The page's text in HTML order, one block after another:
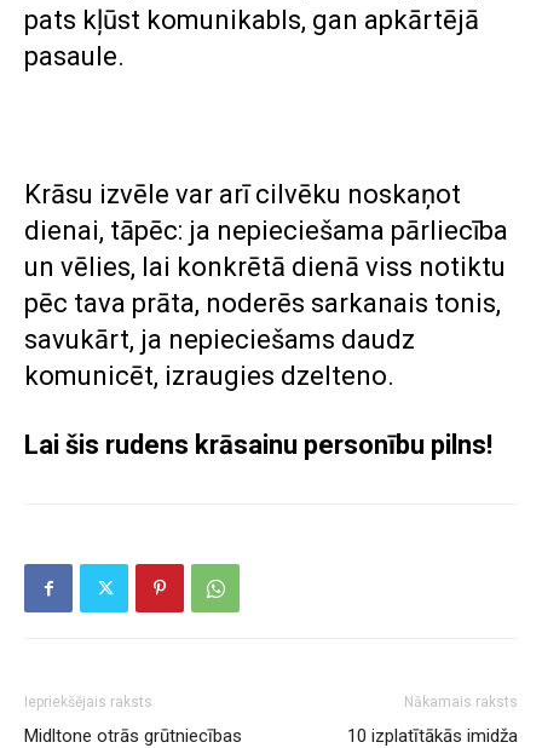
pats kļūst komunikabls, gan apkārtējā
pasaule.
Krāsu izvēle var arī cilvēku noskaņot
dienai, tāpēc: ja nepieciešama pārliecība
un vēlies, lai konkrētā dienā viss notiktu
pēc tava prāta, noderēs sarkanais tonis,
savukārt, ja nepieciešams daudz
komunicēt, izraugies dzelteno.
Lai šis rudens krāsainu personību pilns!
Iepriekšējais raksts
Midltone otrās grūtniecības
Nākamais raksts
10 izplatītākās imidža